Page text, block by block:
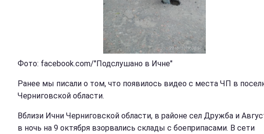
Фото: facebook.com/"Подслушано в Ичне"
Ранее мы писали о том, что появилось видео с места ЧП в
Черниговской области.
Вблизи Ични Черниговской области, в районе сел Дружба и
в ночь на 9 октября взорвались склады с боеприпасами. В сети